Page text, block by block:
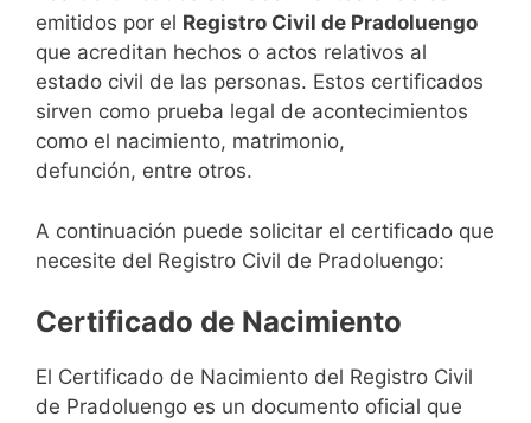
emitidos por el Registro Civil de Pradoluengo
que acreditan hechos o actos relativos al
estado civil de las personas. Estos certificados
sirven como prueba legal de acontecimientos
como el nacimiento, matrimonio,
defunción, entre otros.
A continuación puede solicitar el certificado que
necesite del Registro Civil de Pradoluengo:
Certificado de Nacimiento
El Certificado de Nacimiento del Registro Civil
de Pradoluengo es un documento oficial que